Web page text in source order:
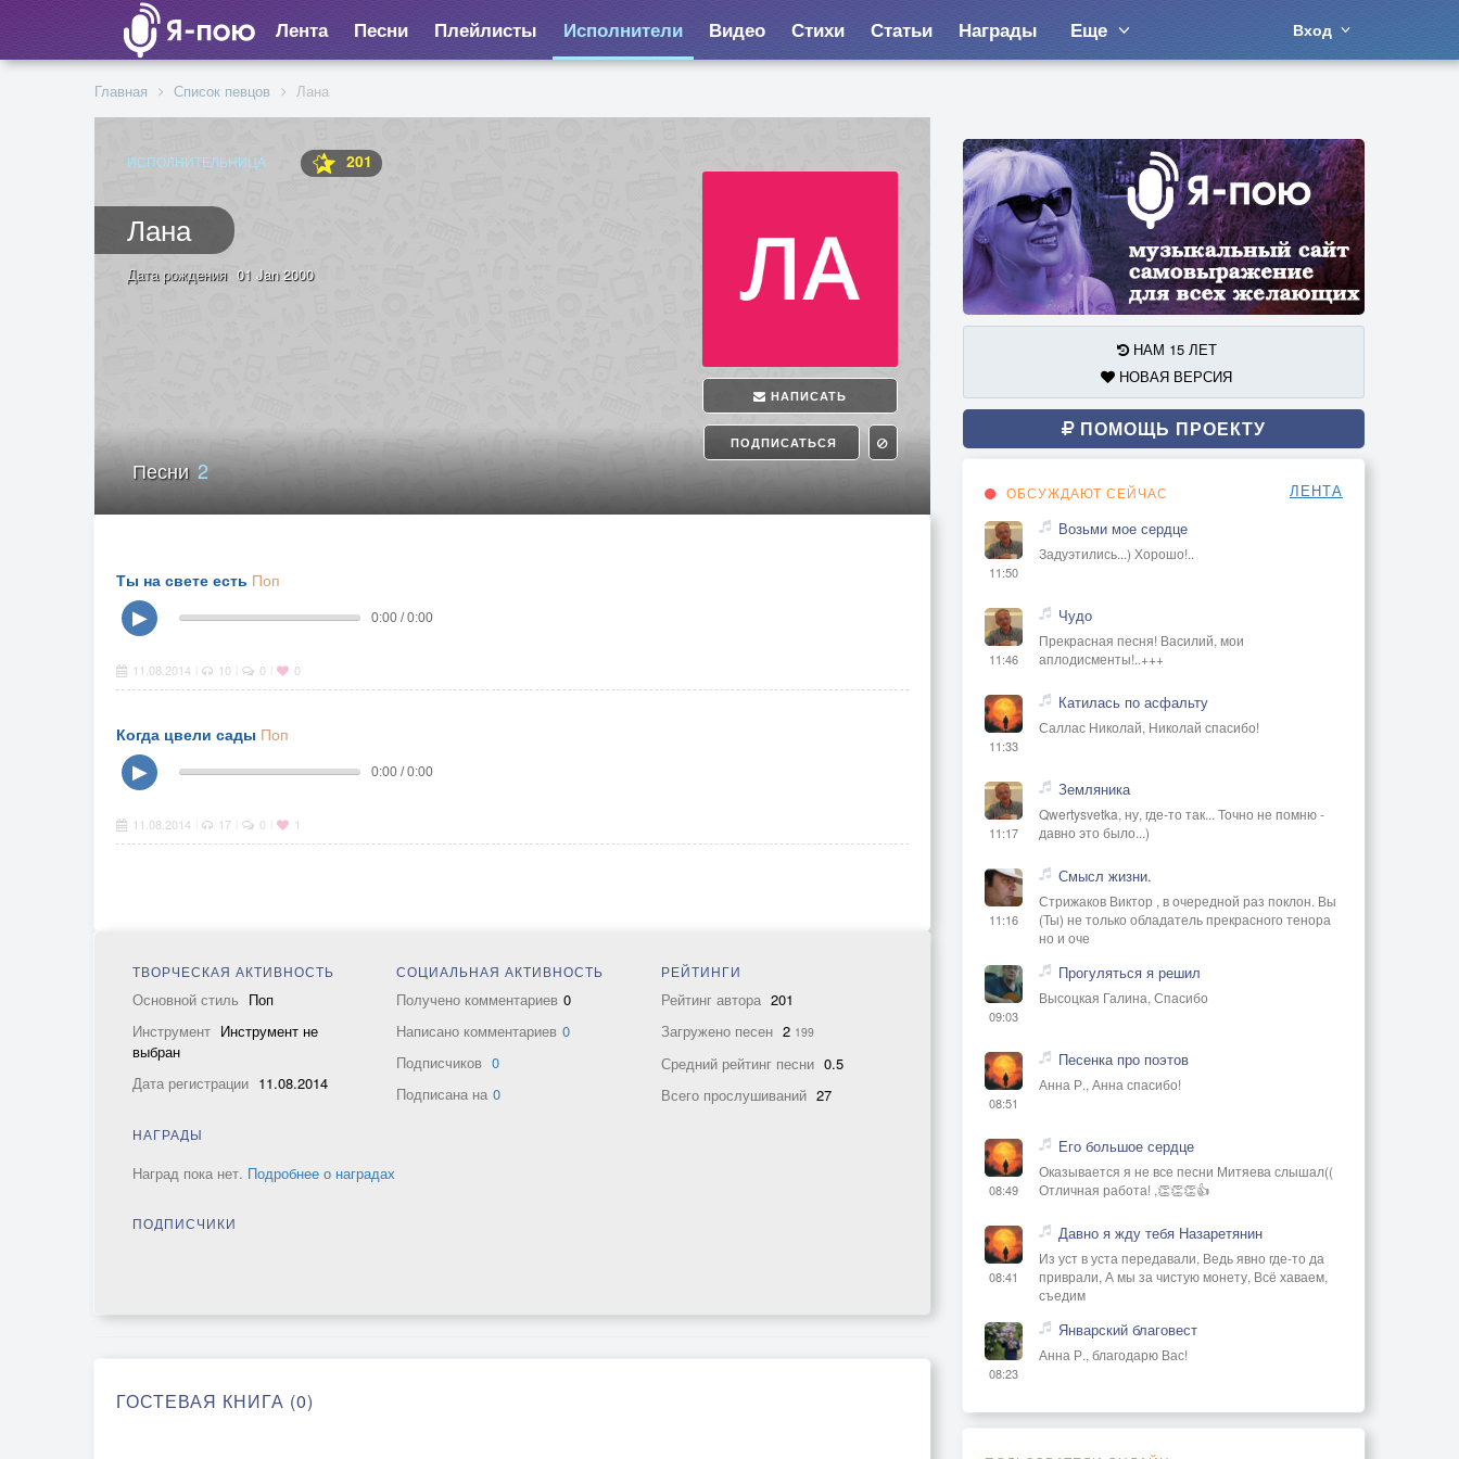
Лента Песни Плейлисты Исполнители Видео Стихи Статьи Награды Еще Вход
Главная Список певцов Лана
ИСПОЛНИТЕЛЬНИЦА 201
Лана
НАПИСАТЬ
ПОДПИСАТЬСЯ
Дата рождения 01 Jan 2000
Песни2
Ты на свете есть Поп
▶
0:00 / 0:00
11.08.2014 10 0 0
Когда цвели сады Поп
▶
0:00 / 0:00
11.08.2014 17 0 1
ТВОРЧЕСКАЯ АКТИВНОСТЬ
Основной стиль Поп
Инструмент Инструмент не
выбран
Дата регистрации 11.08.2014
СОЦИАЛЬНАЯ АКТИВНОСТЬ
Получено комментариев 0
Написано комментариев 0
Подписчиков 0
Подписана на 0
РЕЙТИНГИ
Рейтинг автора 201
Загружено песен 2 199
Средний рейтинг песни 0.5
Всего прослушиваний 27
НАГРАДЫ
Наград пока нет. Подробнее о наградах
ПОДПИСЧИКИ
ГОСТЕВАЯ КНИГА (0)
НАМ 15 ЛЕТ
НОВАЯ ВЕРСИЯ
ПОМОЩЬ ПРОЕКТУ
ОБСУЖДАЮТ СЕЙЧАС ЛЕНТА
11:50
Возьми мое сердце
Задуэтились...) Хорошо!..
11:46
Чудо
Прекрасная песня! Василий, мои
аплодисменты!..+++
11:33
Катилась по асфальту
Саллас Николай, Николай спасибо!
11:17
Земляника
Qwertysvetka, ну, где-то так... Точно не помню -
давно это было...)
11:16
Смысл жизни.
Стрижаков Виктор , в очередной раз поклон. Вы
(Ты) не только обладатель прекрасного тенора
но и оче
09:03
Прогуляться я решил
Высоцкая Галина, Спасибо
08:51
Песенка про поэтов
Анна Р., Анна спасибо!
08:49
Его большое сердце
Оказывается я не все песни Митяева слышал((
Отличная работа! ,👏👏👏👍
08:41
Давно я жду тебя Назаретянин
Из уст в уста передавали, Ведь явно где-то да
приврали, А мы за чистую монету, Всё хаваем,
съедим
08:23
Январский благовест
Анна Р., благодарю Вас!